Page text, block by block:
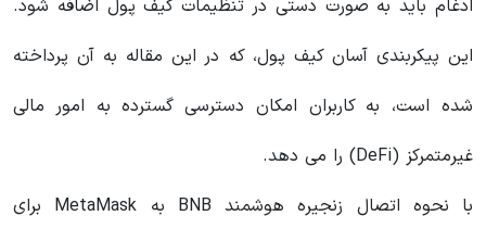
ادغام باید به صورت دستی در تنظیمات کیف پول اضافه شود.
این پیکربندی آسان کیف پول، که در این مقاله به آن پرداخته
شده است، به کاربران امکان دسترسی گسترده به امور مالی
غیرمتمرکز (DeFi) را می دهد.
با نحوه اتصال زنجیره هوشمند BNB به MetaMask برای